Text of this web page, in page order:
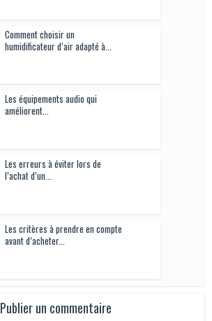
Comment choisir un
humidificateur d’air adapté à...
Les équipements audio qui
améliorent...
Les erreurs à éviter lors de
l’achat d’un...
Les critères à prendre en compte
avant d’acheter...
Publier un commentaire